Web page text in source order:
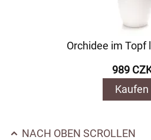
Orchidee im Topf
989
Kaufen
NACH OBEN SCROLLEN